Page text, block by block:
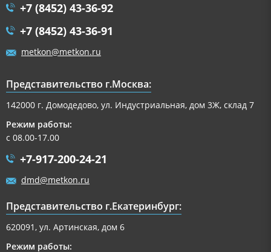
+7 (8452) 43-36-92
+7 (8452) 43-36-91
metkon@metkon.ru
Представительство г.Москва:
142000 г. Домодедово, ул. Индустриальная, дом 3Ж, склад 7
Режим работы:
с 08.00-17.00
+7-917-200-24-21
dmd@metkon.ru
Представительство г.Екатеринбург:
620091, ул. Артинская, дом 6
Режим работы: